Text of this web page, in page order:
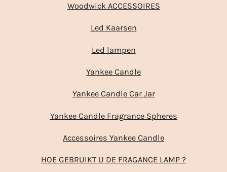
Woodwick ACCESSOIRES
Led Kaarsen
Led lampen
Yankee Candle
Yankee Candle Car Jar
Yankee Candle Fragrance Spheres
Accessoires Yankee Candle
HOE GEBRUIKT U DE FRAGANCE LAMP ?